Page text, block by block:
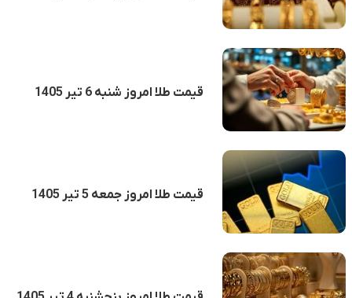
قیمت طلا امروز شنبه 6 تیر 1405
قیمت طلا امروز جمعه 5 تیر 1405